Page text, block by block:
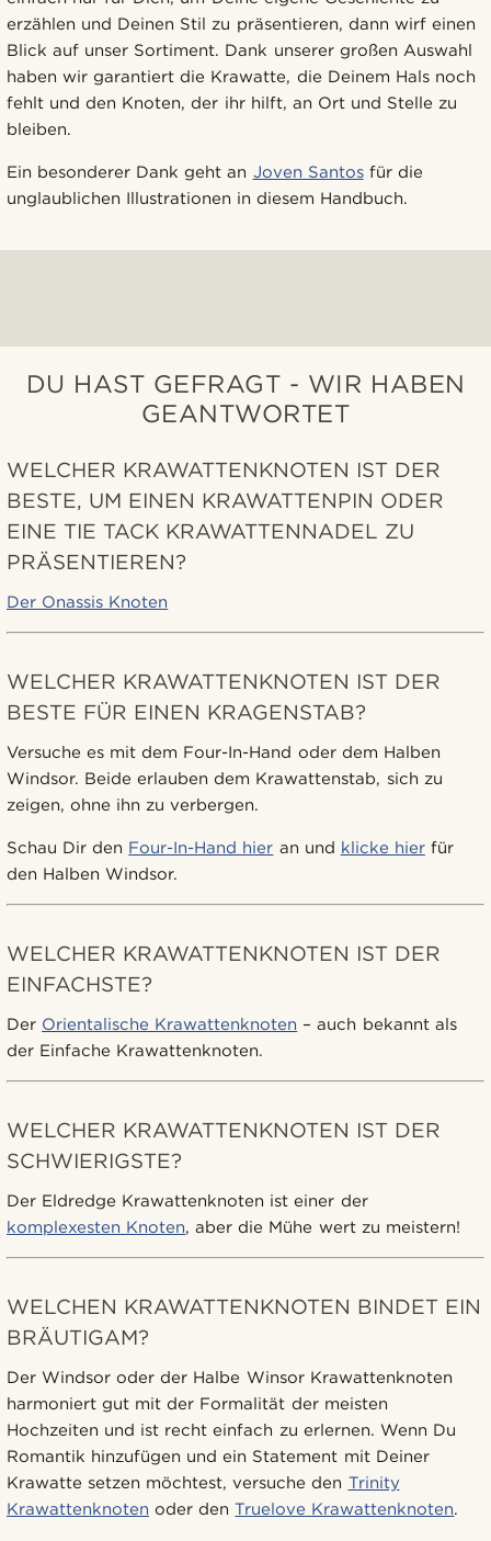
erzählen und Deinen Stil zu präsentieren, dann wirf einen
Blick auf unser Sortiment. Dank unserer großen Auswahl
haben wir garantiert die Krawatte, die Deinem Hals noch
fehlt und den Knoten, der ihr hilft, an Ort und Stelle zu
bleiben.
Ein besonderer Dank geht an Joven Santosfür die
unglaublichen Illustrationen in diesem Handbuch.
DU HAST GEFRAGT - WIR HABEN
GEANTWORTET
WELCHER KRAWATTENKNOTEN IST DER
BESTE, UM EINEN KRAWATTENPIN ODER
EINE TIE TACK KRAWATTENNADEL ZU
PRÄSENTIEREN?
Der Onassis Knoten
WELCHER KRAWATTENKNOTEN IST DER
BESTE FÜR EINEN KRAGENSTAB?
Versuche es mit dem Four-In-Hand oder dem Halben
Windsor. Beide erlauben dem Krawattenstab, sich zu
zeigen, ohne ihn zu verbergen.
Schau Dir den Four-In-Hand hier an und klicke hierfür
den Halben Windsor.
WELCHER KRAWATTENKNOTEN IST DER
EINFACHSTE?
Der Orientalische Krawattenknoten – auch bekannt als
der Einfache Krawattenknoten.
WELCHER KRAWATTENKNOTEN IST DER
SCHWIERIGSTE?
Der Eldredge Krawattenknoten ist einer der
komplexesten Knoten, aber die Mühe wert zu meistern!
WELCHEN KRAWATTENKNOTEN BINDET EIN
BRÄUTIGAM?
Der Windsor oder der Halbe Winsor Krawattenknoten
harmoniert gut mit der Formalität der meisten
Hochzeiten und ist recht einfach zu erlernen. Wenn Du
Romantik hinzufügen und ein Statement mit Deiner
Krawatte setzen möchtest, versuche den Trinity
Krawattenknoten oder denTruelove Krawattenknoten.